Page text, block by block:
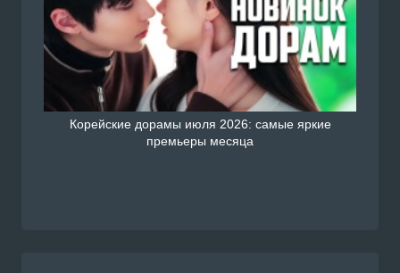
Корейские дорамы июля 2026: самые яркие
премьеры месяца